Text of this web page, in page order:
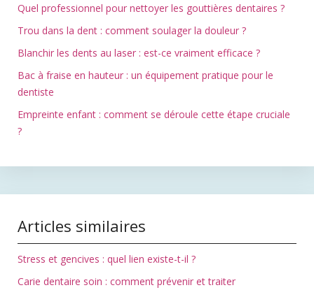
Quel professionnel pour nettoyer les gouttières dentaires ?
Trou dans la dent : comment soulager la douleur ?
Blanchir les dents au laser : est-ce vraiment efficace ?
Bac à fraise en hauteur : un équipement pratique pour le
dentiste
Empreinte enfant : comment se déroule cette étape cruciale
?
Articles similaires
Stress et gencives : quel lien existe-t-il ?
Carie dentaire soin : comment prévenir et traiter